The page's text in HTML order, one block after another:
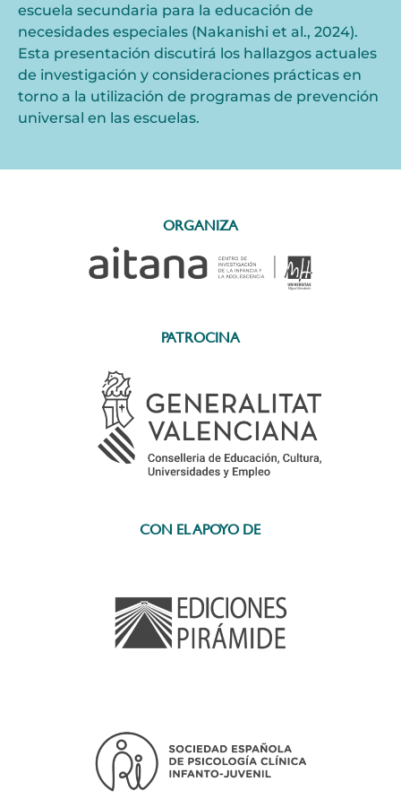
escuela secundaria para la educación de
necesidades especiales (Nakanishi et al., 2024).
Esta presentación discutirá los hallazgos actuales
de investigación y consideraciones prácticas en
torno a la utilización de programas de prevención
universal en las escuelas.
ORGANIZA
PATROCINA
CON EL APOYO DE